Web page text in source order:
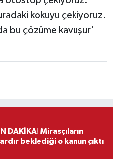
kokuyu çekiyoruz.
bu çözüme kavuşur'
Mirasçıların
beklediği o kanun çıktı